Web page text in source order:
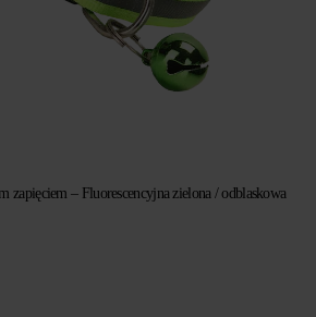
zapięciem – Fluorescencyjna zielona / odblaskowa